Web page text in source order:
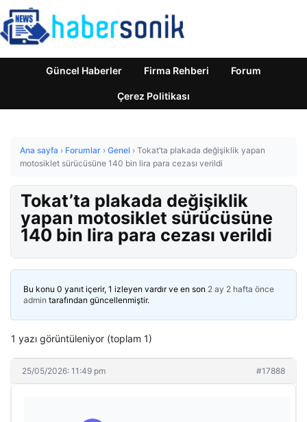
Güncel Haberler Firma Rehberi Forum
Çerez Politikası
Ana sayfa › Forumlar › Genel › Tokat’ta plakada değişiklik yapan
motosiklet sürücüsüne 140 bin lira para cezası verildi
Tokat’ta plakada değişiklik
yapan motosiklet sürücüsüne
140 bin lira para cezası verildi
Bu konu 0 yanıt içerir, 1 izleyen vardır ve en son 2 ay 2 hafta önce
admin tarafından güncellenmiştir.
1 yazı görüntüleniyor (toplam 1)
25/05/2026: 11:49 pm #17888